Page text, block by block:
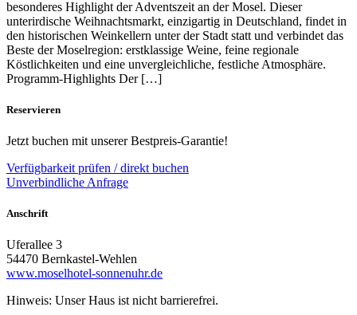
besonderes Highlight der Adventszeit an der Mosel. Dieser
unterirdische Weihnachtsmarkt, einzigartig in Deutschland, findet in
den historischen Weinkellern unter der Stadt statt und verbindet das
Beste der Moselregion: erstklassige Weine, feine regionale
Köstlichkeiten und eine unvergleichliche, festliche Atmosphäre.
Programm-Highlights Der […]
Reservieren
Jetzt buchen mit unserer Bestpreis-Garantie!
Verfügbarkeit prüfen / direkt buchen
Unverbindliche Anfrage
Anschrift
Uferallee 3
54470 Bernkastel-Wehlen
www.moselhotel-sonnenuhr.de
Hinweis: Unser Haus ist nicht barrierefrei.